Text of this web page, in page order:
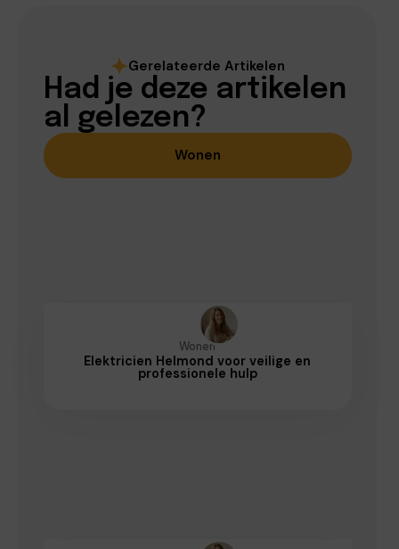
Gerelateerde Artikelen
Had je deze artikelen
al gelezen?
Wonen
Wonen
Elektricien Helmond voor veilige en
professionele hulp